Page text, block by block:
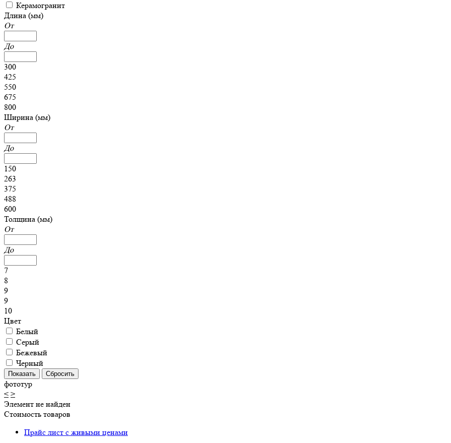
Керамогранит
Длина (мм)
От
До
300
425
550
675
800
Ширина (мм)
От
До
150
263
375
488
600
Толщина (мм)
От
До
7
8
9
9
10
Цвет
Белый
Серый
Бежевый
Черный
фототур
< >
Элемент не найден
Стоимость товаров
Прайс лист с живыми ценами